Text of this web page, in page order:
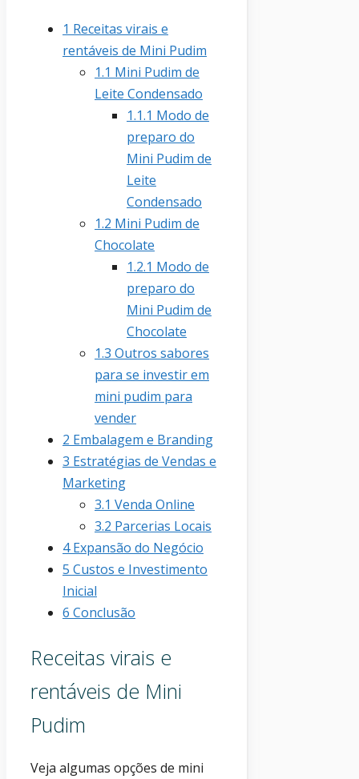
1 Receitas virais e
rentáveis de Mini Pudim
1.1 Mini Pudim de
Leite Condensado
1.1.1 Modo de
preparo do
Mini Pudim de
Leite
Condensado
1.2 Mini Pudim de
Chocolate
1.2.1 Modo de
preparo do
Mini Pudim de
Chocolate
1.3 Outros sabores
para se investir em
mini pudim para
vender
2 Embalagem e Branding
3 Estratégias de Vendas e
Marketing
3.1 Venda Online
3.2 Parcerias Locais
4Expansão do Negócio
5 Custos e Investimento
Inicial
6 Conclusão
Receitas virais e
rentáveis de Mini
Pudim
Veja algumas opções de mini